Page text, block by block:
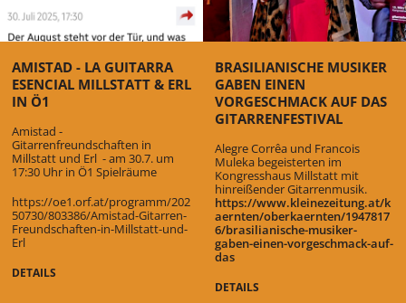
AMISTAD - LA GUITARRA
ESENCIAL MILLSTATT & ERL
IN Ö1
Amistad -
Gitarrenfreundschaften in
Millstatt und Erl - am 30.7. um
17:30 Uhr in Ö1 Spielräume
https://oe1.orf.at/programm/202
50730/803386/Amistad-Gitarren-
Freundschaften-in-Millstatt-und-
Erl
DETAILS
BRASILIANISCHE MUSIKER
GABEN EINEN
VORGESCHMACK AUF DAS
GITARRENFESTIVAL
Alegre Corrêa und Francois
Muleka begeisterten im
Kongresshaus Millstatt mit
hinreißender Gitarrenmusik.
https://www.kleinezeitung.at/k
aernten/oberkaernten/1947817
6/brasilianische-musiker-
gaben-einen-vorgeschmack-auf-
das
DETAILS